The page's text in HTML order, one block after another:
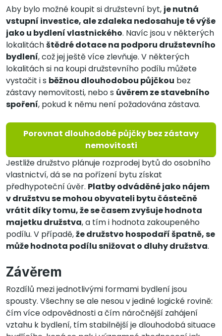
Aby bylo možné koupit si družstevní byt, je nutná
vstupní investice, ale zdaleka nedosahuje té výše
jako u bydlení vlastnického. Navíc jsou v některých
lokalitáchštědré dotace na podporu družstevního
bydlení, což jej ještě více zlevňuje. V některých
lokalitách si na koupi družstevního podílu můžete
vystačit i s běžnou dlouhodobou půjčkou bez
zástavy nemovitosti, nebo s úvěrem ze stavebního
spoření, pokud k němu není požadována zástava.
Porovnat dlouhodobé půjčky bez zástavy
nemovitosti
Jestliže družstvo plánuje rozprodej bytů do osobního
vlastnictví, dá se na pořízení bytu získat
předhypoteční úvěr. Platby odváděné jako nájem
v družstvu se mohou obyvateli bytu částečně
vrátit díky tomu, že se časem zvyšuje hodnota
majetku družstva, a tím i hodnota zakoupeného
podílu. V případě,že družstvo hospodaří špatně, se
může hodnota podílu snižovat o dluhy družstva.
Závěrem
Rozdílů mezi jednotlivými formami bydlení jsou
spousty. Všechny se ale nesou v jediné logické rovině:
čím více odpovědnosti a čím náročnější zahájení
vztahu k bydlení, tím stabilnější je dlouhodobá situace